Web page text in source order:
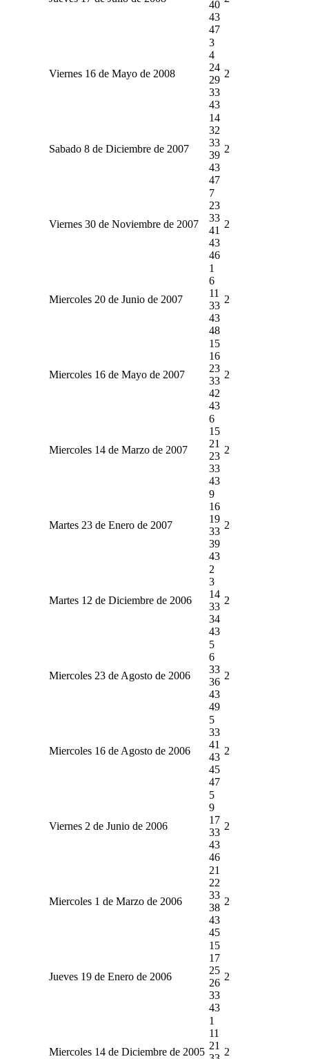
40
43
47
Viernes 16 de Mayo de 2008
3
4
24
29
33
43
2
Sabado 8 de Diciembre de 2007
14
32
33
39
43
47
2
Viernes 30 de Noviembre de 2007
7
23
33
41
43
46
2
Miercoles 20 de Junio de 2007
1
6
11
33
43
48
2
Miercoles 16 de Mayo de 2007
15
16
23
33
42
43
2
Miercoles 14 de Marzo de 2007
6
15
21
23
33
43
2
Martes 23 de Enero de 2007
9
16
19
33
39
43
2
Martes 12 de Diciembre de 2006
2
3
14
33
34
43
2
Miercoles 23 de Agosto de 2006
5
6
33
36
43
49
2
Miercoles 16 de Agosto de 2006
5
33
41
43
45
47
2
Viernes 2 de Junio de 2006
5
9
17
33
43
46
2
Miercoles 1 de Marzo de 2006
21
22
33
38
43
45
2
Jueves 19 de Enero de 2006
15
17
25
26
33
43
2
Miercoles 14 de Diciembre de 2005
1
11
21
2